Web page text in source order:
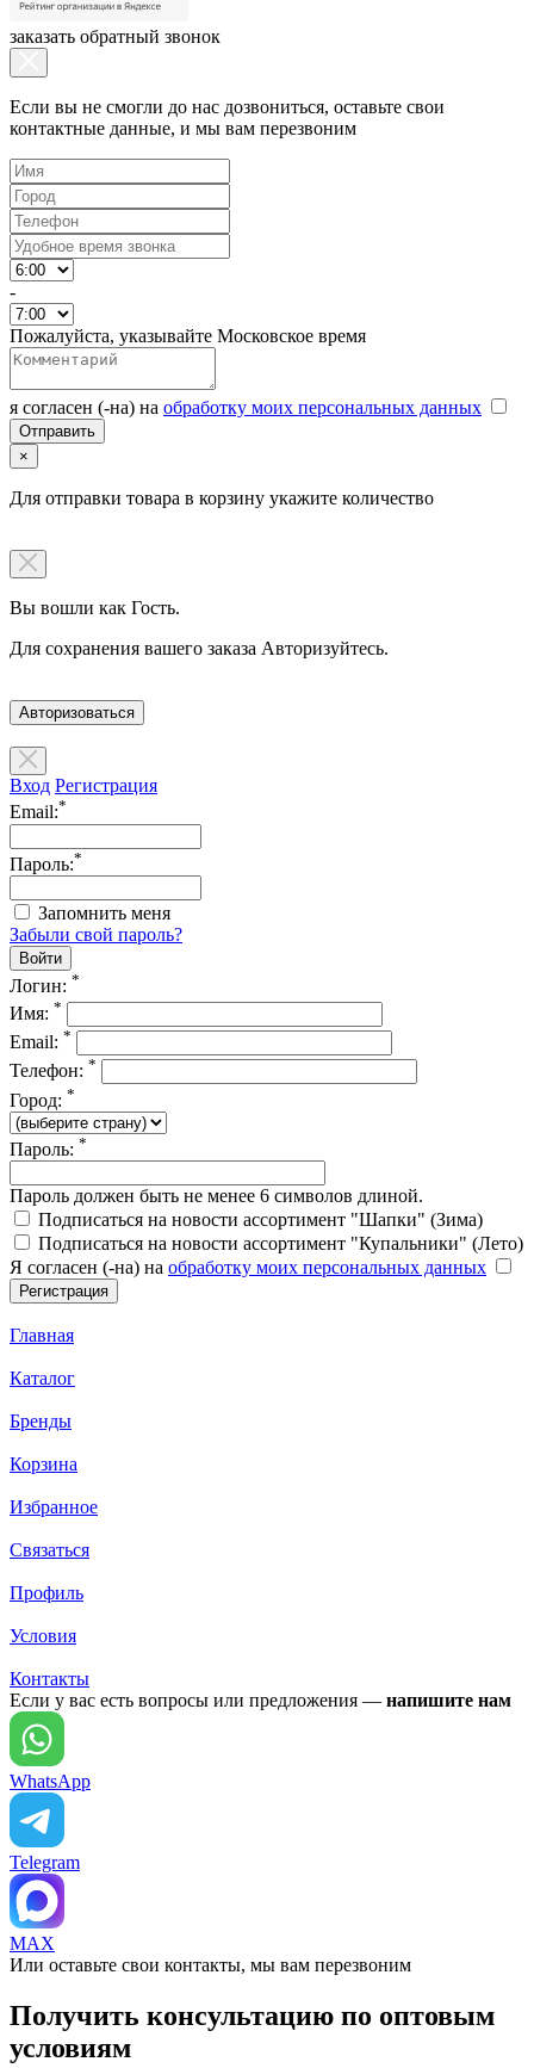
заказать обратный звонок
Если вы не смогли до нас дозвониться, оставьте свои
контактные данные, и мы вам перезвоним
-
Пожалуйста, указывайте Московское время
я согласен (-на) на обработку моих персональных данных
×
Для отправки товара в корзину укажите количество
Вы вошли как Гость.
Для сохранения вашего заказа Авторизуйтесь.
Авторизоваться
Вход Регистрация
Email:*
Пароль:*
Запомнить меня
Забыли свой пароль?
Логин: *
Имя: *
Email: *
Телефон: *
Город: *
Пароль: *
Пароль должен быть не менее 6 символов длиной.
Подписаться на новости ассортимент "Шапки" (Зима)
Подписаться на новости ассортимент "Купальники" (Лето)
Я согласен (-на) на обработку моих персональных данных
Главная
Каталог
Бренды
Корзина
Избранное
Связаться
Профиль
Условия
Контакты
Если у вас есть вопросы или предложения — напишите нам
WhatsApp
Telegram
MAX
Или оставьте свои контакты, мы вам перезвоним
Получить консультацию по оптовым
условиям